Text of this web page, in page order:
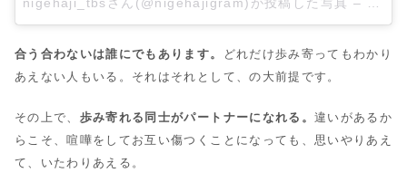
合う合わないは誰にでもあります。
どれだけ歩み寄ってもわかり
あえない人もいる。それはそれとして、の大前提です。
その上で、 歩み寄れる同士がパートナーになれる。 違いがあるか
らこそ、喧嘩をしてお互い傷つくことになっても、思いやりあえ
て、いたわりあえる。